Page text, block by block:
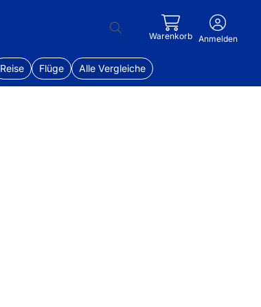
Warenkorb Anmelden
Reise Flüge Alle Vergleiche